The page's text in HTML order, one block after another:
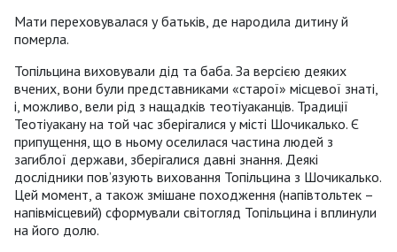
Мати переховувалася у батьків, де народила дитину й
померла.
Топільцина виховували дід та баба. За версією деяких
вчених, вони були представниками «старої» місцевої знаті,
і, можливо, вели рід з нащадків теотіуаканців. Традиції
Теотіуакану на той час зберігалися у місті Шочикалько. Є
припущення, що в ньому оселилася частина людей з
загиблої держави, зберігалися давні знання. Деякі
дослідники пов’язують виховання Топільцина з Шочикалько.
Цей момент, а також змішане походження (напівтольтек –
напівмісцевий) сформували світогляд Топільцина і вплинули
на його долю.